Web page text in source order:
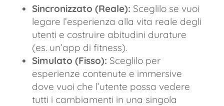
Sincronizzato (Reale): Sceglilo se vuoi
legare l’esperienza alla vita reale degli
utenti e costruire abitudini durature
(es. un’app di fitness).
Simulato (Fisso): Sceglilo per
esperienze contenute e immersive
dove vuoi che l’utente possa vedere
tutti i cambiamenti in una singola